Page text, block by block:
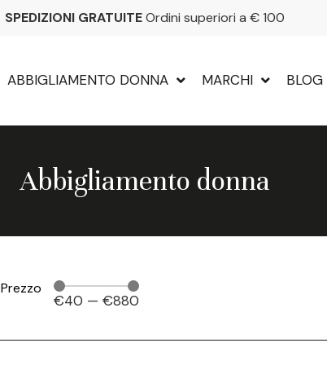
SPEDIZIONI GRATUITEOrdini superiori a € 100
ABBIGLIAMENTO DONNA MARCHI BLOG
Abbigliamento donna
Prezzo
€40 —€880